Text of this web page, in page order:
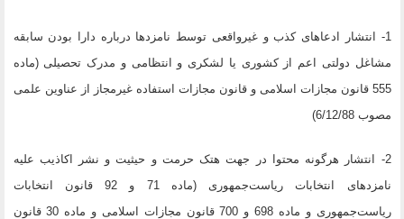
1- انتشار ادعاهای کذب و غیرواقعی توسط نامزدها درباره دارا بودن سابقه
مشاغل دولتی اعم از کشوری یا لشکری و انتظامی و مدرک تحصیلی (ماده
555 قانون مجازات اسلامی و قانون مجازات استفاده غیرمجاز از عناوین علمی
مصوب 6/12/88)
2- انتشار هرگونه محتوا در جهت هتک حرمت و حیثیت و نشر اکاذیب علیه
نامزدهای انتخابات ریاست‌جمهوری (ماده 71 و 92 قانون انتخابات
ریاست‌جمهوری و ماده 698 و 700 قانون مجازات اسلامی و ماده 30 قانون